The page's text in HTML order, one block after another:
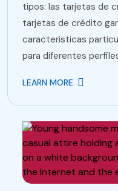
tipos: las tarjetas de
tarjetas de crédito
características
para diferentes
LEARN MORE